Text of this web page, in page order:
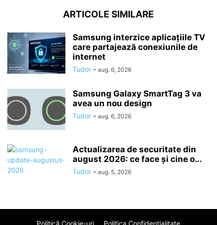
ARTICOLE SIMILARE
Samsung interzice aplicațiile TV
care partajează conexiunile de
internet
Tudor - aug. 6, 2026
Samsung Galaxy SmartTag 3 va
avea un nou design
Tudor - aug. 6, 2026
Actualizarea de securitate din
august 2026: ce face și cine o...
Tudor - aug. 5, 2026